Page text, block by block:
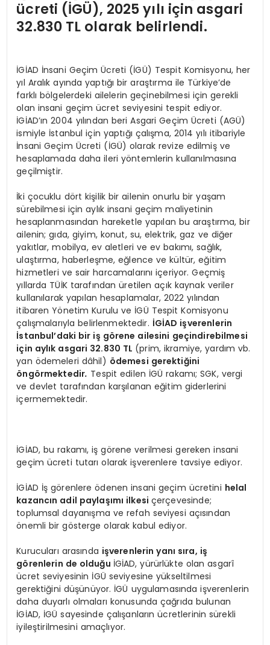
ücreti (İGÜ), 2025 yılı için asgari
32.830 TL olarak belirlendi.
İGİAD İnsani Geçim Ücreti (İGÜ) Tespit Komisyonu, her
yıl Aralık ayında yaptığı bir araştırma ile Türkiye’de
farklı bölgelerdeki ailelerin geçinebilmesi için gerekli
olan insani geçim ücret seviyesini tespit ediyor.
İGİAD’ın 2004 yılından beri Asgari Geçim Ücreti (AGÜ)
ismiyle İstanbul için yaptığı çalışma, 2014 yılı itibariyle
İnsani Geçim Ücreti (İGÜ) olarak revize edilmiş ve
hesaplamada daha ileri yöntemlerin kullanılmasına
geçilmiştir.
İki çocuklu dört kişilik bir ailenin onurlu bir yaşam
sürebilmesi için aylık insani geçim maliyetinin
hesaplanmasından hareketle yapılan bu araştırma, bir
ailenin; gıda, giyim, konut, su, elektrik, gaz ve diğer
yakıtlar, mobilya, ev aletleri ve ev bakımı, sağlık,
ulaştırma, haberleşme, eğlence ve kültür, eğitim
hizmetleri ve sair harcamalarını içeriyor. Geçmiş
yıllarda TÜİK tarafından üretilen açık kaynak veriler
kullanılarak yapılan hesaplamalar, 2022 yılından
itibaren Yönetim Kurulu ve İGÜ Tespit Komisyonu
çalışmalarıyla belirlenmektedir. İGİAD işverenlerin
İstanbul’daki bir iş görene ailesini geçindirebilmesi
için aylık asgari 32.830 TL (prim, ikramiye, yardım vb.
yan ödemeleri dâhil) ödemesi gerektiğini
öngörmektedir. Tespit edilen İGÜ rakamı; SGK, vergi
ve devlet tarafından karşılanan eğitim giderlerini
içermemektedir.
İGİAD, bu rakamı, iş görene verilmesi gereken insani
geçim ücreti tutarı olarak işverenlere tavsiye ediyor.
İGİAD İş görenlere ödenen insani geçim ücretini helal
kazancın adil paylaşımı ilkesi çerçevesinde;
toplumsal dayanışma ve refah seviyesi açısından
önemli bir gösterge olarak kabul ediyor.
Kurucuları arasında işverenlerin yanı sıra, iş
görenlerin de olduğu İGİAD, yürürlükte olan asgarî
ücret seviyesinin İGÜ seviyesine yükseltilmesi
gerektiğini düşünüyor. İGÜ uygulamasında işverenlerin
daha duyarlı olmaları konusunda çağrıda bulunan
İGİAD, İGÜ sayesinde çalışanların ücretlerinin sürekli
iyileştirilmesini amaçlıyor.